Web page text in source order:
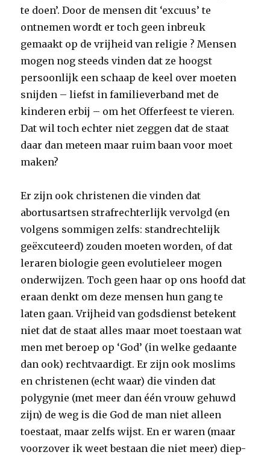
te doen’. Door de mensen dit ‘excuus’ te
ontnemen wordt er toch geen inbreuk
gemaakt op de vrijheid van religie ? Mensen
mogen nog steeds vinden dat ze hoogst
persoonlijk een schaap de keel over moeten
snijden – liefst in familieverband met de
kinderen erbij – om het Offerfeest te vieren.
Dat wil toch echter niet zeggen dat de staat
daar dan meteen maar ruim baan voor moet
maken?
Er zijn ook christenen die vinden dat
abortusartsen strafrechterlijk vervolgd (en
volgens sommigen zelfs: standrechtelijk
geëxcuteerd) zouden moeten worden, of dat
leraren biologie geen evolutieleer mogen
onderwijzen. Toch geen haar op ons hoofd dat
eraan denkt om deze mensen hun gang te
laten gaan. Vrijheid van godsdienst betekent
niet dat de staat alles maar moet toestaan wat
men met beroep op ‘God’ (in welke gedaante
dan ook) rechtvaardigt. Er zijn ook moslims
en christenen (echt waar) die vinden dat
polygynie (met meer dan één vrouw gehuwd
zijn) de weg is die God de man niet alleen
toestaat, maar zelfs wijst. En er waren (maar
voorzover ik weet bestaan die niet meer) diep-